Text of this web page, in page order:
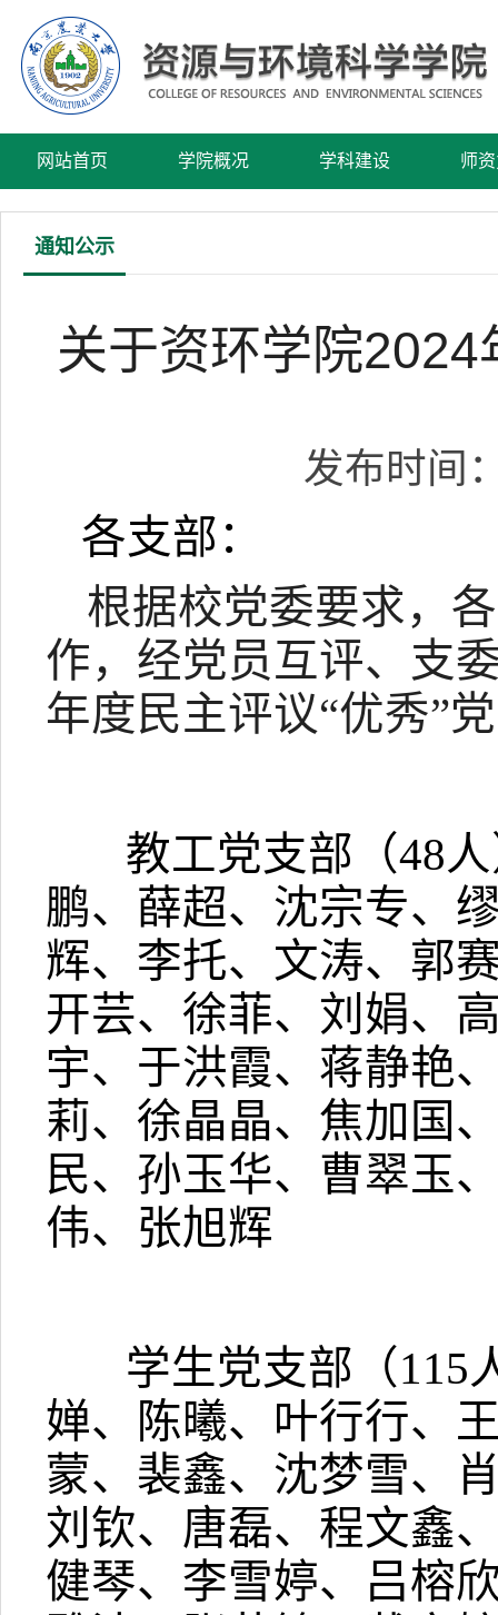
网站首页 学院概况 学科建设 师
通知公示
关于资环学院2024
发布时间
各支部：
根据校党委要求，
作，经党员互评、支
年度民主评议“优秀”
教工党支部（48
鹏、薛超、沈宗专、
辉、李托、文涛、郭
开芸、徐菲、刘娟、
宇、于洪霞、蒋静艳
莉、徐晶晶、焦加国
民、孙玉华、曹翠玉
伟、张旭辉
学生党支部（115
婵、陈曦、叶行行、
蒙、裴鑫、沈梦雪、
刘钦、唐磊、程文鑫
健琴、李雪婷、吕榕